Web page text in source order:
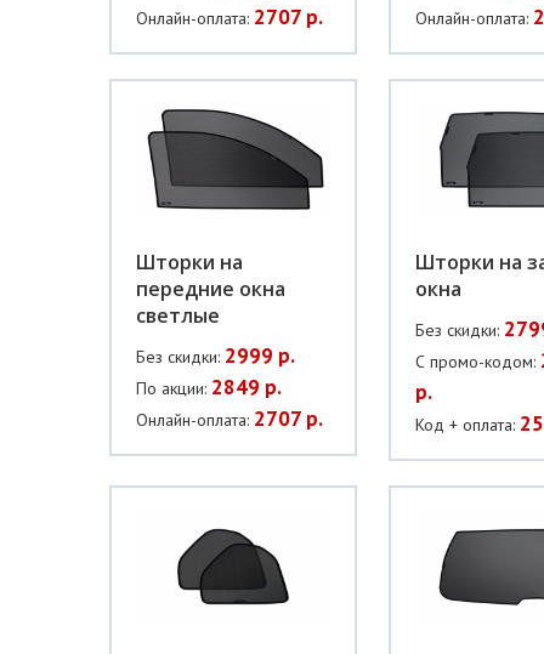
Онлайн-оплата: 2707 р. Онлайн-оплата:
Шторки на
передние окна
светлые
Без скидки: 2999 р.
По акции: 2849 р.
Онлайн-оплата: 2707 р.
Шторки на
окна
Без скидки:
С промо-кодом:
р.
Код + оплата: